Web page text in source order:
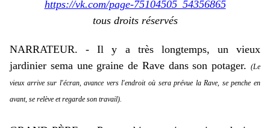
https://vk.com/page-75104505_54356865
tous droits réservés
NARRATEUR. - Il y a très longtemps, un vieux
jardinier sema une graine de Rave dans son potager. (Le
vieux arrive sur l'écran, avance vers l'endroit où sera prévue la Rave, se penche en
avant, se relève et regarde son travail).